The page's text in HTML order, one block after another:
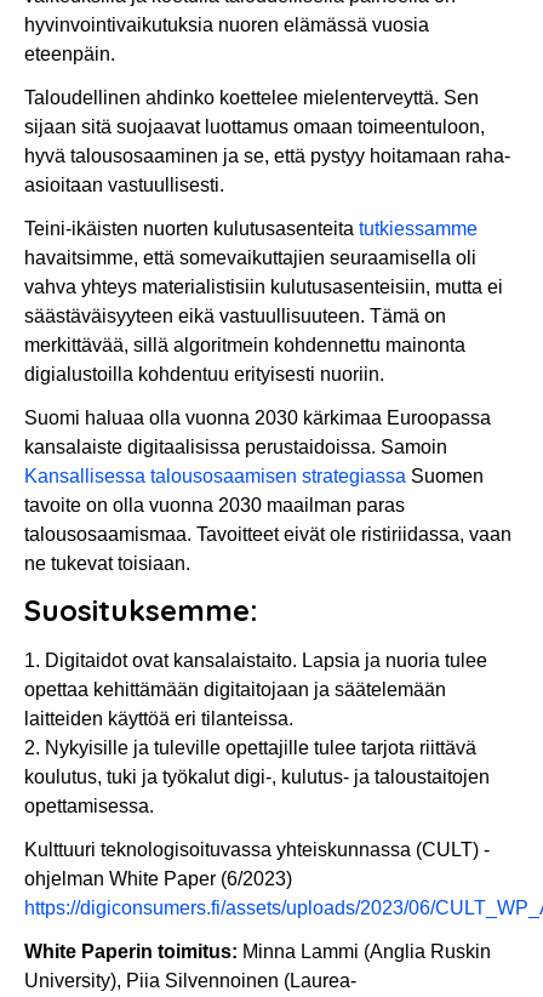
hyvinvointivaikutuksia nuoren elämässä vuosia
eteenpäin.
Taloudellinen ahdinko koettelee mielenterveyttä. Sen
sijaan sitä suojaavat luottamus omaan toimeentuloon,
hyvä talousosaaminen ja se, että pystyy hoitamaan raha-
asioitaan vastuullisesti.
Teini-ikäisten nuorten kulutusasenteita tutkiessamme
havaitsimme, että somevaikuttajien seuraamisella oli
vahva yhteys materialistisiin kulutusasenteisiin, mutta ei
säästäväisyyteen eikä vastuullisuuteen. Tämä on
merkittävää, sillä algoritmein kohdennettu mainonta
digialustoilla kohdentuu erityisesti nuoriin.
Suomi haluaa olla vuonna 2030 kärkimaa Euroopassa
kansalaiste digitaalisissa perustaidoissa. Samoin
Kansallisessa talousosaamisen strategiassa Suomen
tavoite on olla vuonna 2030 maailman paras
talousosaamismaa. Tavoitteet eivät ole ristiriidassa, vaan
ne tukevat toisiaan.
Suosituksemme:
1. Digitaidot ovat kansalaistaito. Lapsia ja nuoria tulee
opettaa kehittämään digitaitojaan ja säätelemään
laitteiden käyttöä eri tilanteissa.
2. Nykyisille ja tuleville opettajille tulee tarjota riittävä
koulutus, tuki ja työkalut digi-, kulutus- ja taloustaitojen
opettamisessa.
Kulttuuri teknologisoituvassa yhteiskunnassa (CULT) -
ohjelman White Paper (6/2023)
https://digiconsumers.fi/assets/uploads/2023/06/
White Paperin toimitus: Minna Lammi (Anglia Ruskin
University), Piia Silvennoinen (Laurea-